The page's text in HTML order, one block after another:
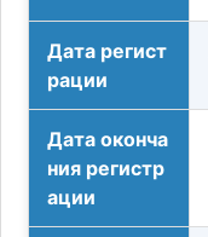
Дата регист
рации
Дата оконча
ния регистр
ации